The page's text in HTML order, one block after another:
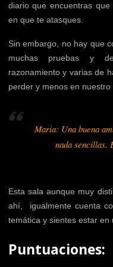
diario que encuentras
en que te atasques.
Sin embargo, no hay que
muchas pruebas y de
razonamiento y varias de
perder y menos en
Maria: Una buena
nada sencillas.
Esta sala aunque muy
ahí, igualmente cuenta
temática y sientes estar
Puntuaciones: